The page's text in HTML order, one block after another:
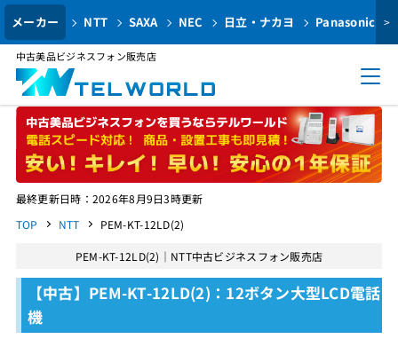
メーカー NTT SAXA NEC 日立・ナカヨ Panasonic >
中古美品ビジネスフォン販売店
最終更新日時：2026年8月9日3時更新
TOP
NTT PEM-KT-12LD(2)
PEM-KT-12LD(2)｜NTT中古ビジネスフォン販売店
【中古】PEM-KT-12LD(2)：12ボタン大型LCD電話
機